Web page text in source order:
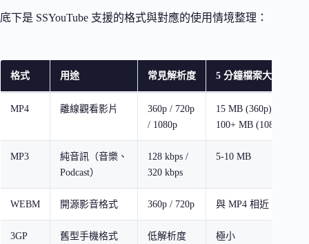
底下是 SSYouTube 支援的格式與對應的使用情境整理：
格式 用途 常見解析度 5 分鐘檔案大小（約
MP4 離線觀看影片
360p / 720p
/ 1080p
15 MB (360p) / 50
100+ MB (1080p)
MP3
純音訊（音樂、
Podcast）
128 kbps /
320 kbps
5-10 MB
WEBM 開源影音格式 360p / 720p 與 MP4 相近
3GP 舊型手機格式 低解析度 極小